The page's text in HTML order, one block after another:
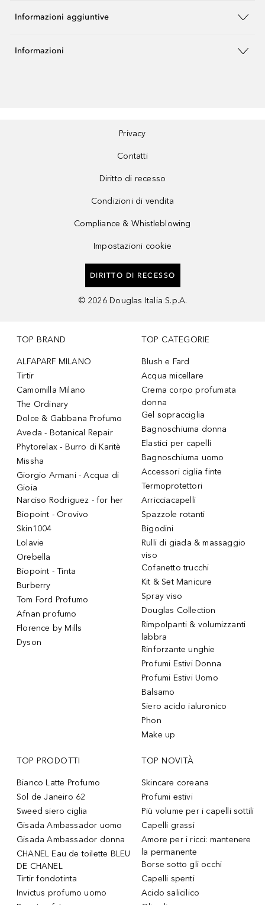
Informazioni aggiuntive
Informazioni
Privacy
Contatti
Diritto di recesso
Condizioni di vendita
Compliance & Whistleblowing
Impostazioni cookie
DIRITTO DI RECESSO
© 2026 Douglas Italia S.p.A.
TOP BRAND
ALFAPARF MILANO
Tirtir
Camomilla Milano
The Ordinary
Dolce & Gabbana Profumo
Aveda - Botanical Repair
Phytorelax - Burro di Karitè
Missha
Giorgio Armani - Acqua di
Gioia
Narciso Rodriguez - for her
Biopoint - Orovivo
Skin1004
Lolavie
Orebella
Biopoint - Tinta
Burberry
Tom Ford Profumo
Afnan profumo
Florence by Mills
Dyson
TOP CATEGORIE
Blush e Fard
Acqua micellare
Crema corpo profumata
donna
Gel sopracciglia
Bagnoschiuma donna
Elastici per capelli
Bagnoschiuma uomo
Accessori ciglia finte
Termoprotettori
Arricciacapelli
Spazzole rotanti
Bigodini
Rulli di giada & massaggio
viso
Cofanetto trucchi
Kit & Set Manicure
Spray viso
Douglas Collection
Rimpolpanti & volumizzanti
labbra
Rinforzante unghie
Profumi Estivi Donna
Profumi Estivi Uomo
Balsamo
Siero acido ialuronico
Phon
Make up
TOP PRODOTTI
Bianco Latte Profumo
Sol de Janeiro 62
Sweed siero ciglia
Gisada Ambassador uomo
Gisada Ambassador donna
CHANEL Eau de toilette BLEU
DE CHANEL
Tirtir fondotinta
Invictus profumo uomo
TOP NOVITÀ
Skincare coreana
Profumi estivi
Più volume per i capelli sottili
Capelli grassi
Amore per i ricci: mantenere
la permanente
Borse sotto gli occhi
Capelli spenti
Acido salicilico